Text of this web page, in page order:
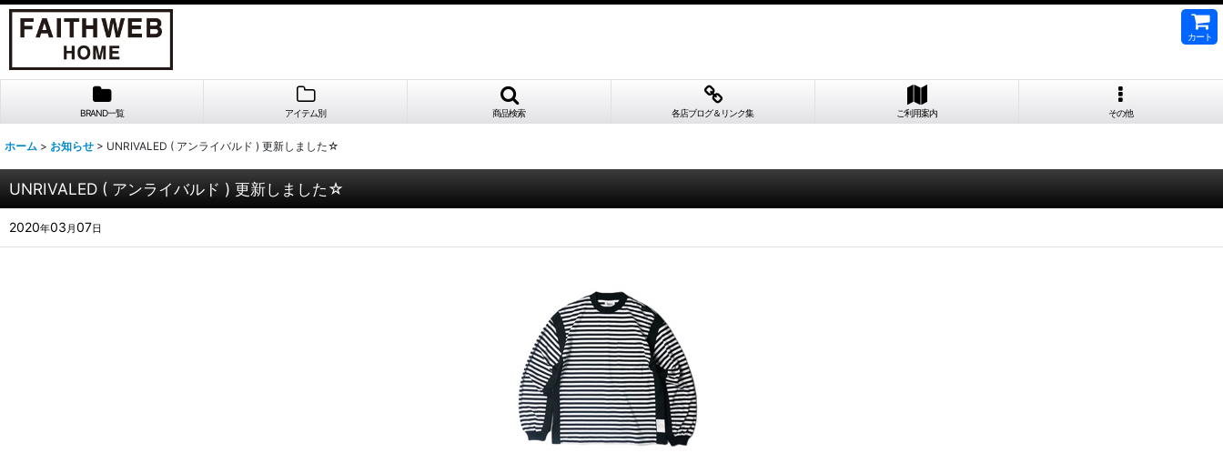
カート
BRAND一覧 アイテム別 商品検索 各店ブログ＆リンク集 ご利用案内 その他
ホーム > お知らせ > UNRIVALED ( アンライバルド ) 更新しました☆
UNRIVALED ( アンライバルド ) 更新しました☆
2020年03 月07日